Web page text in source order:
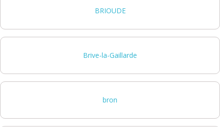
BRIOUDE
Brive-la-Gaillarde
bron